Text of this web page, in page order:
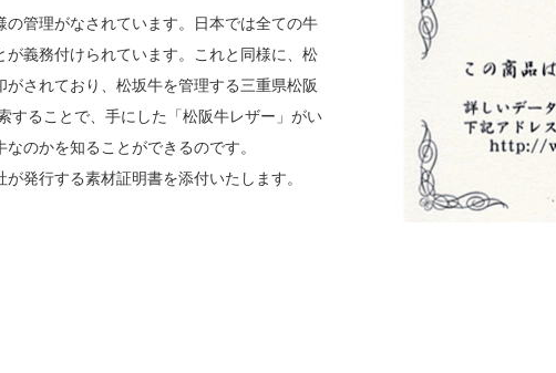
管理がなされています。日本では全ての牛
義務付けられています。これと同様に、松
されており、松坂牛を管理する三重県松阪
することで、手にした「松阪牛レザー」がい
のかを知ることができるのです。
発行する素材証明書を添付いたします。